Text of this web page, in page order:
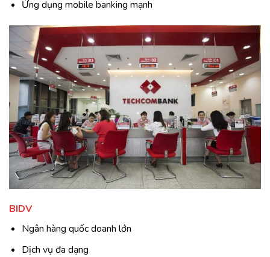
Ứng dụng mobile banking mạnh
BIDV
Ngân hàng quốc doanh lớn
Dịch vụ đa dạng